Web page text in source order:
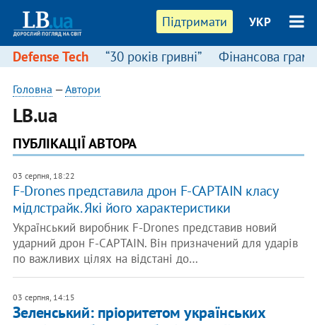
Підтримати УКР
Defense Tech “30 років гривні” Фінансова
Головна —Автори
LB.ua
ПУБЛІКАЦІЇ АВТОРА
03 серпня, 18:22
F-Drones представила дрон F-CAPTAIN класу
мідлстрайк. Які його характеристики
Український виробник F-Drones представив новий
ударний дрон F-CAPTAIN. Він призначений для ударів
по важливих цілях на відстані до…
03 серпня, 14:15
Зеленський: пріоритетом українських